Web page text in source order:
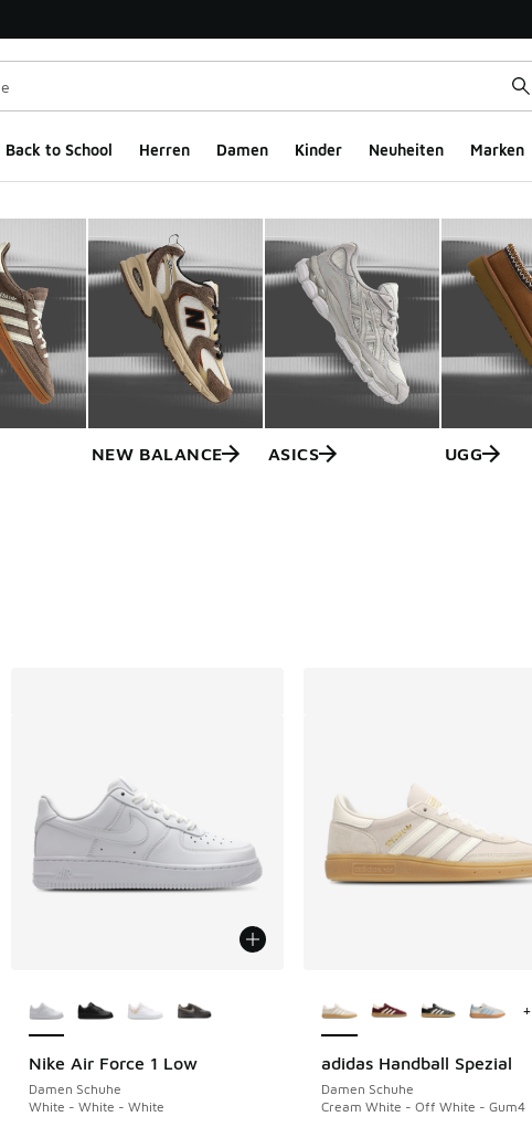
Back to School Herren Damen Kinder Neuheiten Marken
NEW BALANCE ASICS UGG
Nike Air Force 1 Low
Damen Schuhe
White - White - White
adidas Handball Spezial
Damen Schuhe
Cream White - Off White - Gum4
+